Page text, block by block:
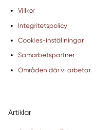
Villkor
Integritetspolicy
Cookies-inställningar
Samarbetspartner
Områden där vi arbetar
Artiklar